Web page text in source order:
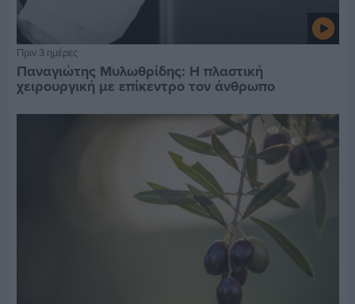
Πριν 3 ημέρες
Παναγιώτης Μυλωθρίδης: Η πλαστική
χειρουργική με επίκεντρο τον άνθρωπο